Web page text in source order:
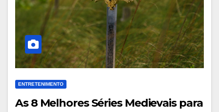
ENTRETENIMENTO
As 8 Melhores Séries Medievais para